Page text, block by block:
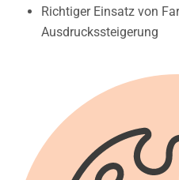
Richtiger Einsatz von
Ausdruckssteigerung